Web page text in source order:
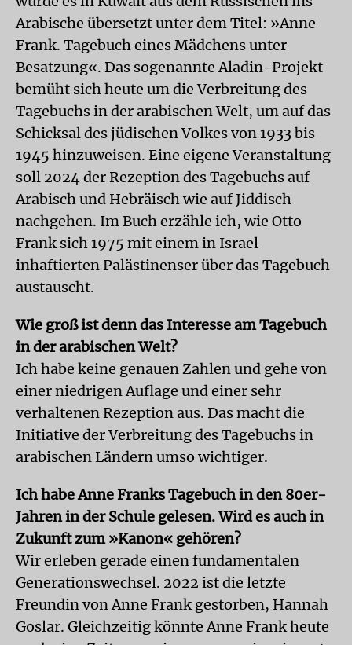
Arabische übersetzt unter dem Titel: »Anne
Frank. Tagebuch eines Mädchens unter
Besatzung«. Das sogenannte Aladin-Projekt
bemüht sich heute um die Verbreitung des
Tagebuchs in der arabischen Welt, um auf das
Schicksal des jüdischen Volkes von 1933 bis
1945 hinzuweisen. Eine eigene Veranstaltung
soll 2024 der Rezeption des Tagebuchs auf
Arabisch und Hebräisch wie auf Jiddisch
nachgehen. Im Buch erzähle ich, wie Otto
Frank sich 1975 mit einem in Israel
inhaftierten Palästinenser über das Tagebuch
austauscht.
Wie groß ist denn das Interesse am Tagebuch
in der arabischen Welt?
Ich habe keine genauen Zahlen und gehe von
einer niedrigen Auflage und einer sehr
verhaltenen Rezeption aus. Das macht die
Initiative der Verbreitung des Tagebuchs in
arabischen Ländern umso wichtiger.
Ich habe Anne Franks Tagebuch in den 80er-
Jahren in der Schule gelesen. Wird es auch in
Zukunft zum »Kanon« gehören?
Wir erleben gerade einen fundamentalen
Generationswechsel. 2022 ist die letzte
Freundin von Anne Frank gestorben, Hannah
Goslar. Gleichzeitig könnte Anne Frank heute